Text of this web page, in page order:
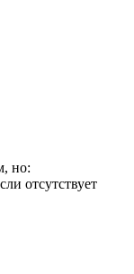
но:
отсутствует